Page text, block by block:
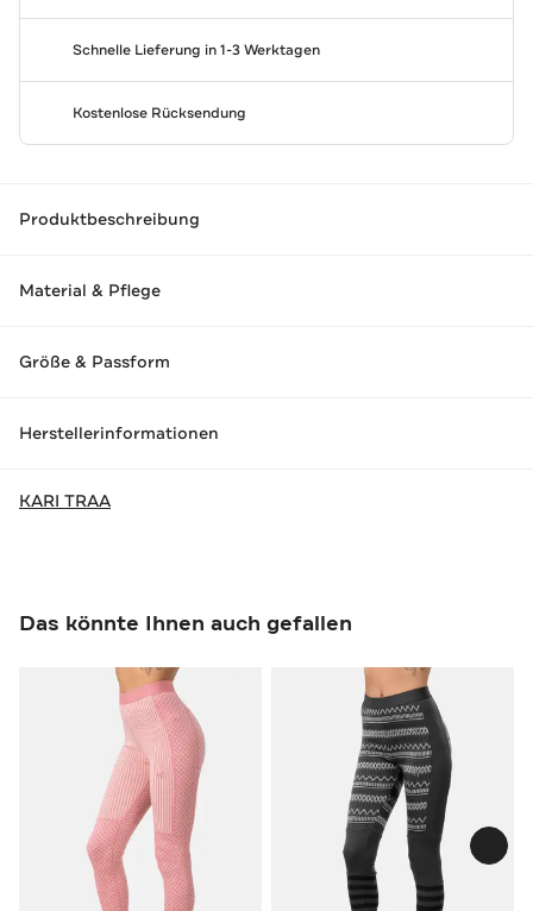
Schnelle Lieferung in 1-3 Werktagen
Kostenlose Rücksendung
Produktbeschreibung
Material & Pflege
Größe & Passform
Herstellerinformationen
KARI TRAA
Das könnte Ihnen auch gefallen